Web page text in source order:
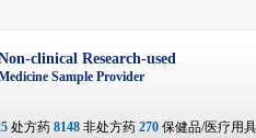
clinical Research-used
Sample Provider
处方药 8148 非处方药 270 保健品/医疗用具